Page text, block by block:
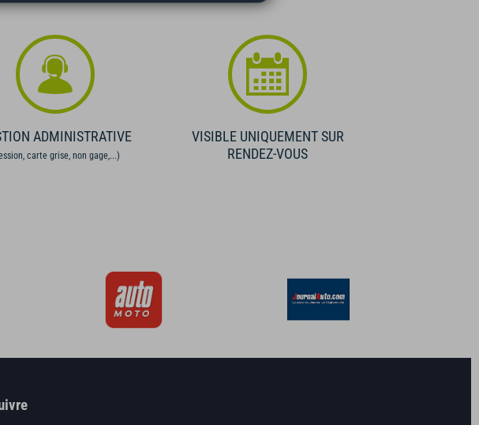
ADMINISTRATIVE
carte grise, non gage,...)
VISIBLE UNIQUEMENT SUR
RENDEZ-VOUS